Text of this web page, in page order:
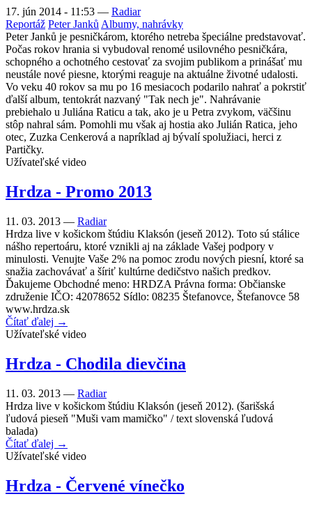
17. jún 2014 - 11:53 — Radiar
Reportáž Peter Janků Albumy, nahrávky
Peter Janků je pesničkárom, ktorého netreba špeciálne predstavovať.
Počas rokov hrania si vybudoval renomé usilovného pesničkára,
schopného a ochotného cestovať za svojim publikom a prinášať mu
neustále nové piesne, ktorými reaguje na aktuálne životné udalosti.
Vo veku 40 rokov sa mu po 16 mesiacoch podarilo nahrať a pokrstiť
ďalší album, tentokrát nazvaný "Tak nech je". Nahrávanie
prebiehalo u Juliána Raticu a tak, ako je u Petra zvykom, väčšinu
stôp nahral sám. Pomohli mu však aj hostia ako Julián Ratica, jeho
otec, Zuzka Cenkerová a napríklad aj bývalí spolužiaci, herci z
Partičky.
Užívateľské video
Hrdza - Promo 2013
11. 03. 2013 — Radiar
Hrdza live v košickom štúdiu Klaksón (jeseň 2012). Toto sú stálice
nášho repertoáru, ktoré vznikli aj na základe Vašej podpory v
minulosti. Venujte Vaše 2% na pomoc zrodu nových piesní, ktoré sa
snažia zachovávať a šíriť kultúrne dedičstvo našich predkov.
Ďakujeme Obchodné meno: HRDZA Právna forma: Občianske
združenie IČO: 42078652 Sídlo: 08235 Štefanovce, Štefanovce 58
www.hrdza.sk
Čítať ďalej →
Užívateľské video
Hrdza - Chodila dievčina
11. 03. 2013 — Radiar
Hrdza live v košickom štúdiu Klaksón (jeseň 2012). (šarišská
ľudová pieseň "Muši vam mamičko" / text slovenská ľudová
balada)
Čítať ďalej →
Užívateľské video
Hrdza - Červené vínečko